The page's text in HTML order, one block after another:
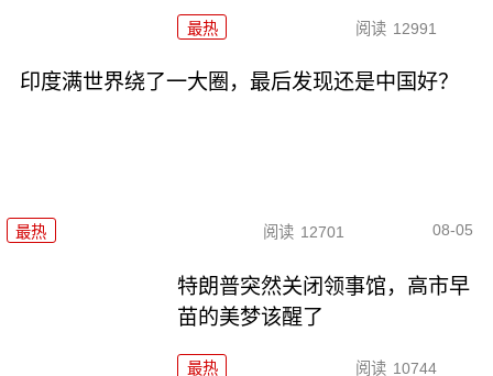
最热 阅读 12991
印度满世界绕了一大圈，最后发现还是中国好？
最热 阅读 12701 08-05
特朗普突然关闭领事馆，高市早
苗的美梦该醒了
最热 阅读 10744